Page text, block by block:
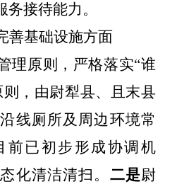
接待能力。
善基础设施方面
理原则，严格落实“谁
，由尉犁县、且末县
线厕所及周边环境常
前已初步形成协调机
化清洁清扫。 二是尉